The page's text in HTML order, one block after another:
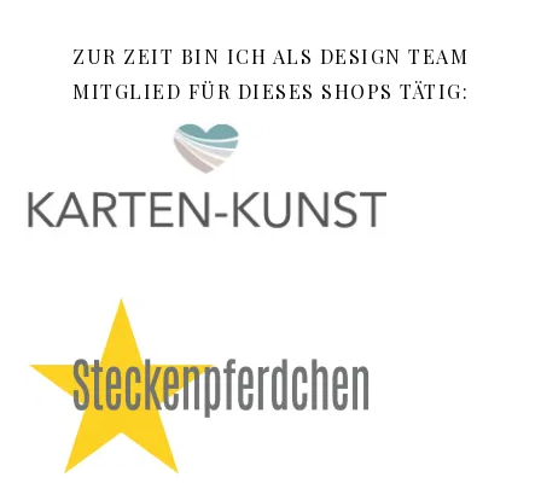
ZUR ZEIT BIN ICH ALS DESIGN TEAM
MITGLIED FÜR DIESES SHOPS TÄTIG: